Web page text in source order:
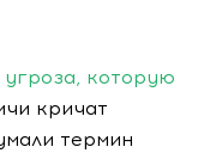
которую
кричат
термин